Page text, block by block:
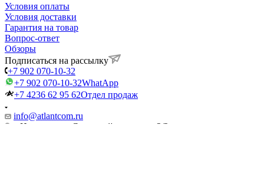
Условия оплаты
Условия доставки
Гарантия на товар
Вопрос-ответ
Обзоры
Подписаться на рассылку
+7 902 070-10-32
+7 902 070-10-32WhatApp
+7 4236 62 95 62Отдел продаж
info@atlantcom.ru
г. Находка, ул. Северный проспект, 2/2